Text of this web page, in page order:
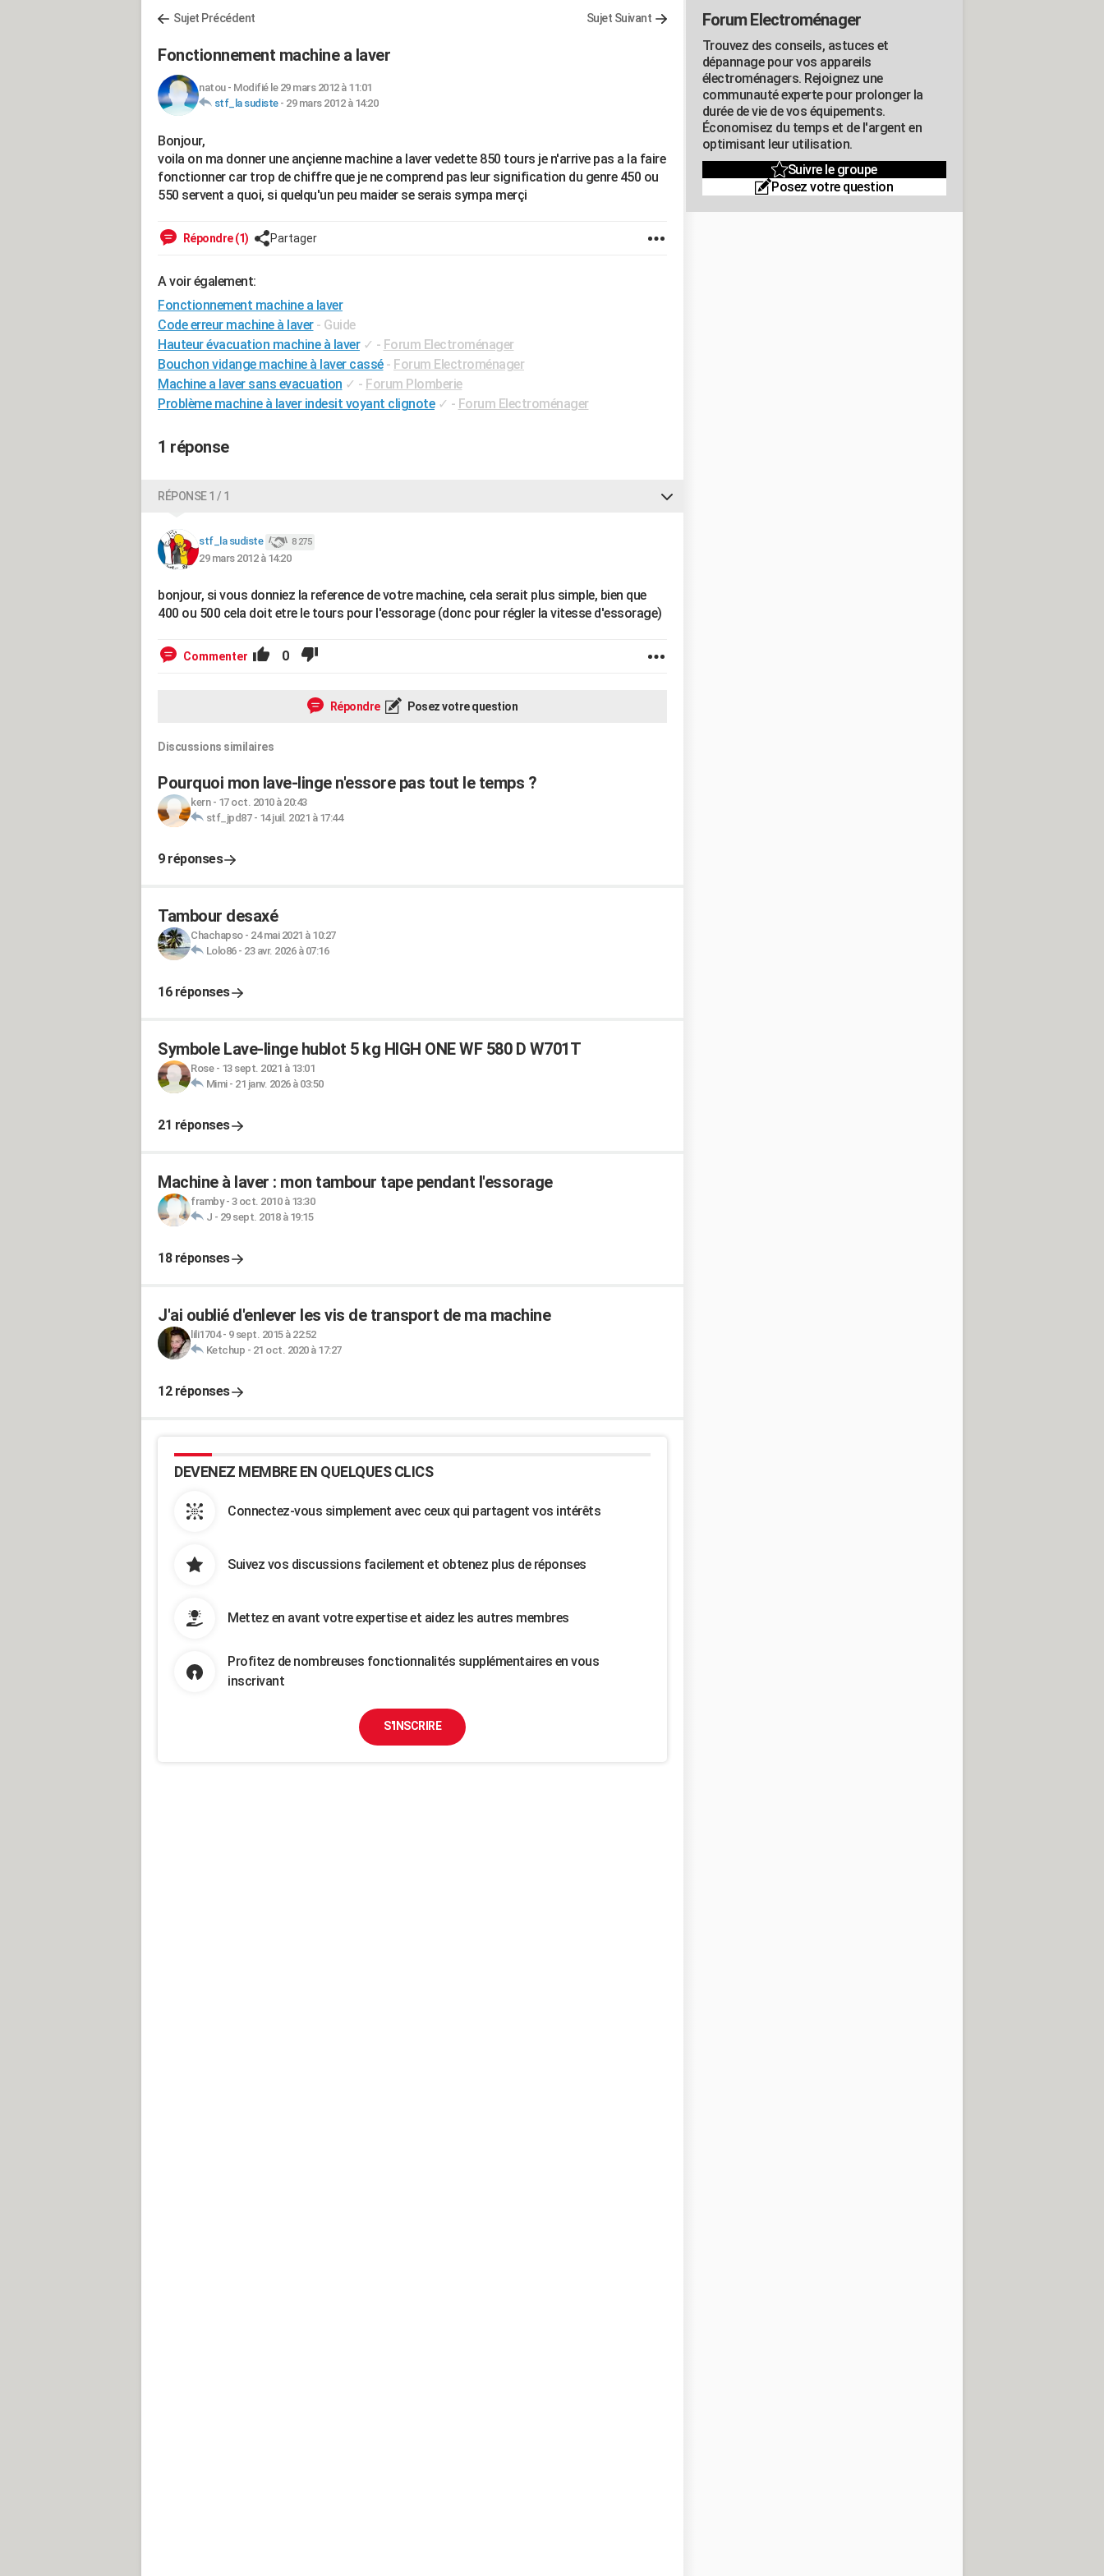
Sujet Précédent Sujet Suivant
Fonctionnement machine a laver
natou- Modifié le 29 mars 2012 à 11:01
stf_la sudiste- 29 mars 2012 à 14:20
Bonjour,
voila on ma donner une ançienne machine a laver vedette 850 tours je n'arrive pas a la faire
fonctionner car trop de chiffre que je ne comprend pas leur signification du genre 450 ou
550 servent a quoi, si quelqu'un peu maider se serais sympa merçi
Répondre (1) Partager
A voir également:
Fonctionnement machine a laver
Code erreur machine à laver - Guide
Hauteur évacuation machine à laver ✓ - Forum Electroménager
Bouchon vidange machine à laver cassé - Forum Electroménager
Machine a laver sans evacuation ✓ - Forum Plomberie
Problème machine à laver indesit voyant clignote ✓ - Forum Electroménager
1 réponse
RÉPONSE 1 / 1
stf_la sudiste 8 275
29 mars 2012 à 14:20
bonjour, si vous donniez la reference de votre machine, cela serait plus simple, bien que
400 ou 500 cela doit etre le tours pour l'essorage (donc pour régler la vitesse d'essorage)
Commenter 0
Répondre Posez votre question
Discussions similaires
Pourquoi mon lave-linge n'essore pas tout le temps ?
kern- 17 oct. 2010 à 20:43
stf_jpd87- 14 juil. 2021 à 17:44
9 réponses
Tambour desaxé
Chachapso- 24 mai 2021 à 10:27
Lolo86- 23 avr. 2026 à 07:16
16 réponses
Symbole Lave-linge hublot 5 kg HIGH ONE WF 580 D W701T
Rose- 13 sept. 2021 à 13:01
Mimi- 21 janv. 2026 à 03:50
21 réponses
Machine à laver : mon tambour tape pendant l'essorage
framby- 3 oct. 2010 à 13:30
J - 29 sept. 2018 à 19:15
18 réponses
J'ai oublié d'enlever les vis de transport de ma machine
lili1704- 9 sept. 2015 à 22:52
Ketchup - 21 oct. 2020 à 17:27
12 réponses
DEVENEZ MEMBRE EN QUELQUES CLICS
Connectez-vous simplement avec ceux qui partagent vos intérêts
Suivez vos discussions facilement et obtenez plus de réponses
Mettez en avant votre expertise et aidez les autres membres
Profitez de nombreuses fonctionnalités supplémentaires en vous
inscrivant
S'INSCRIRE
Forum Electroménager
Trouvez des conseils, astuces et
dépannage pour vos appareils
électroménagers. Rejoignez une
communauté experte pour prolonger la
durée de vie de vos équipements.
Économisez du temps et de l'argent en
optimisant leur utilisation.
Suivre le groupe
Posez votre question